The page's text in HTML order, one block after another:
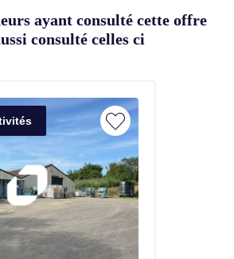
ayant consulté cette offre
consulté celles ci